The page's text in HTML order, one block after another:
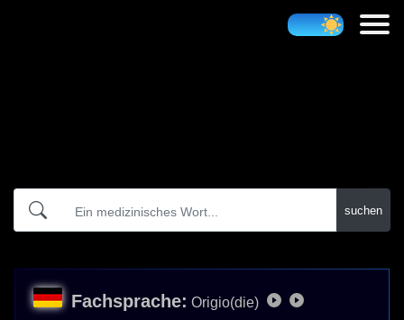
suchen
Fachsprache: Origio(die)